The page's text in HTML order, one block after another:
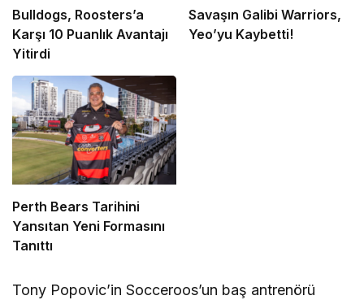
Bulldogs, Roosters’a
Karşı 10 Puanlık Avantajı
Yitirdi
Savaşın Galibi Warriors,
Yeo’yu Kaybetti!
Perth Bears Tarihini
Yansıtan Yeni Formasını
Tanıttı
Tony Popovic’in Socceroos’un baş antrenörü